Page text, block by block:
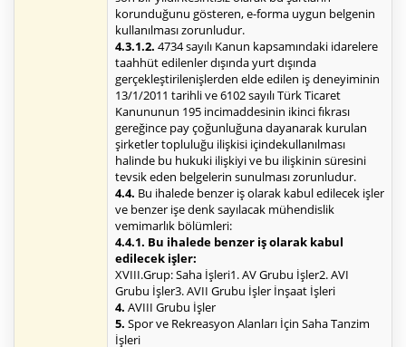
korunduğunu gösteren, e-forma uygun belgenin
kullanılması zorunludur.
4.3.1.2. 4734 sayılı Kanun kapsamındaki idarelere
taahhüt edilenler dışında yurt dışında
gerçekleştirilenişlerden elde edilen iş deneyiminin
13/1/2011 tarihli ve 6102 sayılı Türk Ticaret
Kanununun 195 incimaddesinin ikinci fıkrası
gereğince pay çoğunluğuna dayanarak kurulan
şirketler topluluğu ilişkisi içindekullanılması
halinde bu hukuki ilişkiyi ve bu ilişkinin süresini
tevsik eden belgelerin sunulması zorunludur.
4.4. Bu ihalede benzer iş olarak kabul edilecek işler
ve benzer işe denk sayılacak mühendislik
vemimarlık bölümleri:
4.4.1. Bu ihalede benzer iş olarak kabul
edilecek işler:
XVIII.Grup: Saha İşleri1. AV Grubu İşler2. AVI
Grubu İşler3. AVII Grubu İşler İnşaat İşleri
4. AVIII Grubu İşler
5. Spor ve Rekreasyon Alanları İçin Saha Tanzim
İşleri